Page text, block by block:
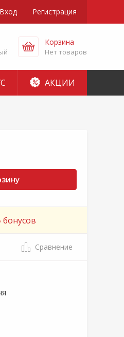
Вход Регистрация
Корзина
Нет товаров
АКЦИИ
бонусов
Сравнение